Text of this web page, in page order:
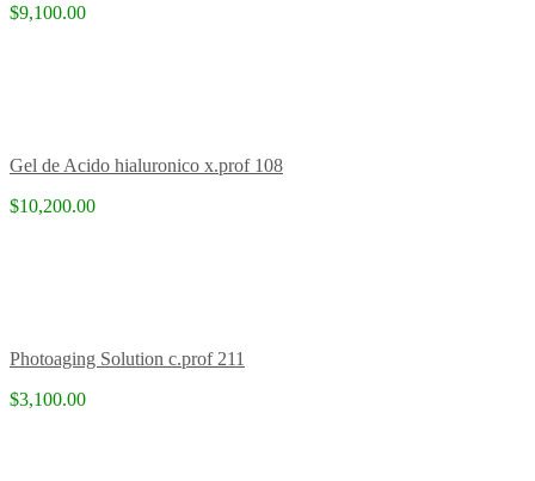
$9,100.00
Gel de Acido hialuronico x.prof 108
$10,200.00
Photoaging Solution c.prof 211
$3,100.00